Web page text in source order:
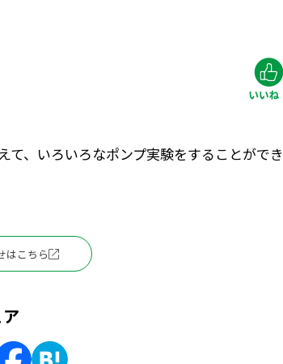
、いろいろなポンプ実験をすることができ
はこちら